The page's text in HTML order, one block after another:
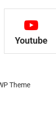
Youtube